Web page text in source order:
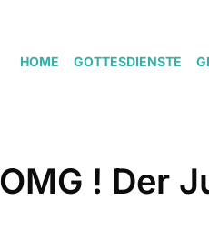
HOME GOTTESDIENSTE
OMG ! Der